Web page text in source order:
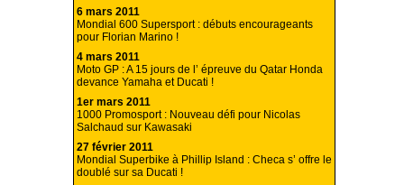
6 mars 2011
Mondial 600 Supersport : débuts encourageants
pour Florian Marino !
4 mars 2011
Moto GP : A 15 jours de l’ épreuve du Qatar Honda
devance Yamaha et Ducati !
1er mars 2011
1000 Promosport : Nouveau défi pour Nicolas
Salchaud sur Kawasaki
27 février 2011
Mondial Superbike à Phillip Island : Checa s’ offre le
doublé sur sa Ducati !